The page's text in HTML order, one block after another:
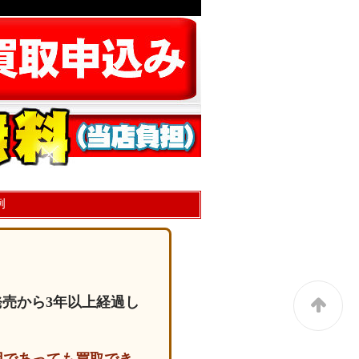
から3年以上経過し